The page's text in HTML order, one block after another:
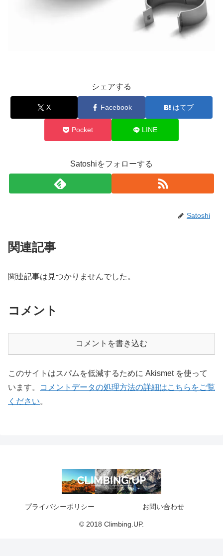
シェアする
X Facebook はてブ
Pocket LINE
Satoshiをフォローする
Satoshi
関連記事
関連記事は見つかりませんでした。
コメント
コメントを書き込む
このサイトはスパムを低減するために Akismet を使って
います。
コメントデータの処理方法の詳細はこちらをご覧
ください。
プライバシーポリシー お問い合わせ
© 2018 Climbing.UP.